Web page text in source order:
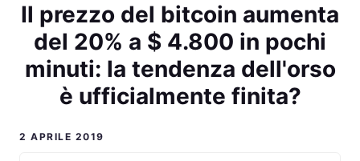
Il prezzo del bitcoin aumenta
del 20% a $ 4.800 in pochi
minuti: la tendenza dell'orso
è ufficialmente finita?
2 APRILE 2019